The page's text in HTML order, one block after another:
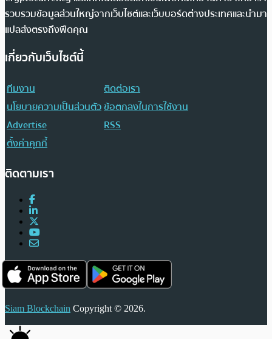
รวบรวมข้อมูลส่วนใหญ่จากเว็บไซต์และเว็บบอร์ดต่างประเทศและนำมา
แปลส่งตรงถึงฟีดคุณ
เกี่ยวกับเว็บไซต์นี้
ทีมงาน
ติดต่อเรา
นโยบายความเป็นส่วนตัวข้อตกลงในการใช้งาน
Advertise
RSS
ตั้งค่าคุกกี้
ติดตามเรา
Siam Blockchain Copyright © 2026.